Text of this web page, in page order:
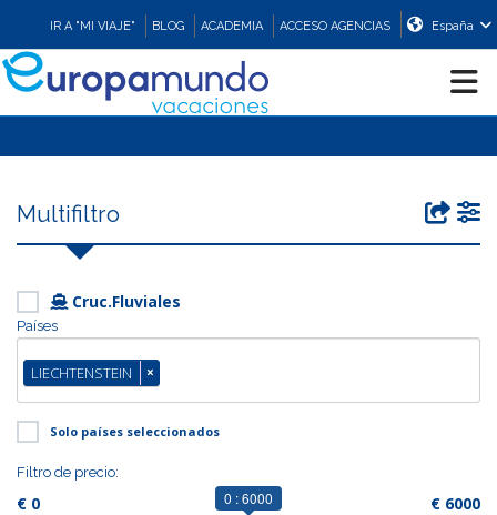
IR A "MI VIAJE" BLOG ACADEMIA ACCESO AGENCIAS España
COMPRAR
Multifiltro
Cruc.Fluviales
Países
LIECHTENSTEIN ×
Solo países seleccionados
Filtro de precio:
€ 0 € 6000
0 : 6000